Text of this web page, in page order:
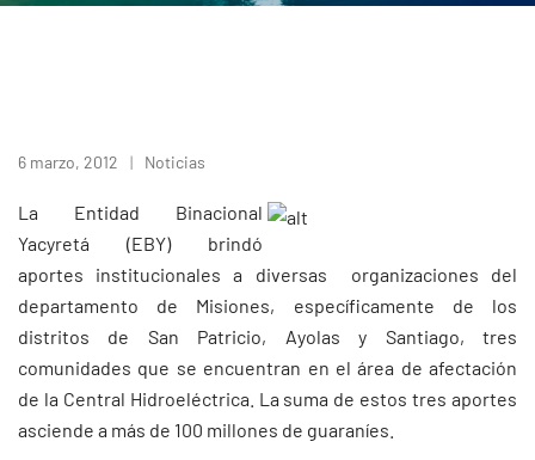
6 marzo, 2012 Noticias
La Entidad Binacional
Yacyretá (EBY) brindó
aportes institucionales a diversas organizaciones del
departamento de Misiones, específicamente de los
distritos de San Patricio, Ayolas y Santiago, tres
comunidades que se encuentran en el área de afectación
de la Central Hidroeléctrica. La suma de estos tres aportes
asciende a más de 100 millones de guaraníes.